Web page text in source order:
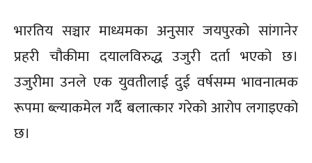
भारतिय सञ्चार माध्यमका अनुसार जयपुरको सांगानेर
प्रहरी चौकीमा दयालविरुद्ध उजुरी दर्ता भएको छ।
उजुरीमा उनले एक युवतीलाई दुई वर्षसम्म भावनात्मक
रूपमा ब्ल्याकमेल गर्दै बलात्कार गरेको आरोप लगाइएको
छ।